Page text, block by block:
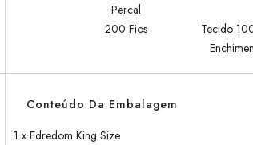
Percal
200 Fios
Tecido
Conteúdo Da Embalagem
1 x Edredom King Size